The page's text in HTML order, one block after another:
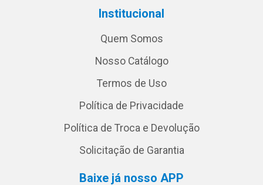
Institucional
Quem Somos
Nosso Catálogo
Termos de Uso
Política de Privacidade
Política de Troca e Devolução
Solicitação de Garantia
Baixe já nosso APP